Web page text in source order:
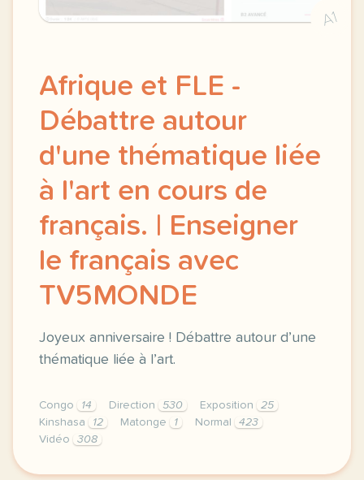
A1
Afrique et FLE -
Débattre autour
d'une thématique liée
à l'art en cours de
français. | Enseigner
le français avec
TV5MONDE
Joyeux anniversaire ! Débattre autour d’une
thématique liée à l’art.
Congo 14 Direction 530 Exposition
25
Kinshasa
12 Matonge 1 Normal
423
Vidéo
308
didomi host didomi components button cursor